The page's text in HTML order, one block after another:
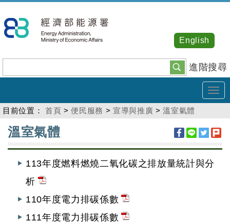
到
主
內
容
進階搜尋
English
目前位置： 首頁 >便民服務 >宣導與推廣 >溫室氣體
:::
溫室氣體
113年度燃料燃燒二氧化碳之排放量統計與分
析
110年度電力排碳係數
111年度電力排碳係數